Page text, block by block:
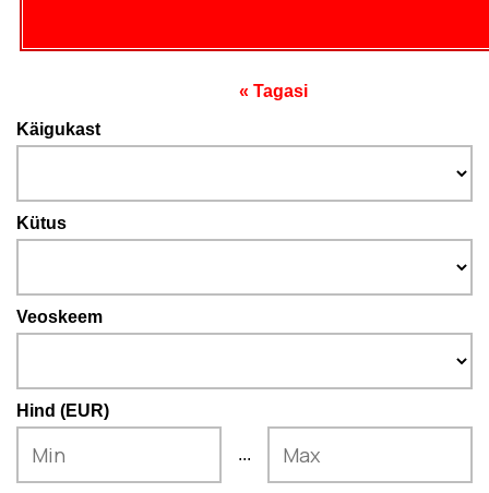
« Tagasi
Käigukast
Kütus
Veoskeem
Hind (EUR)
...